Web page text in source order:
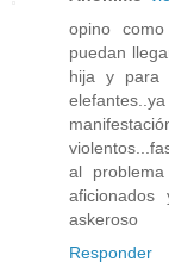
opino
puedan
hija y para
al
askeroso
Responder